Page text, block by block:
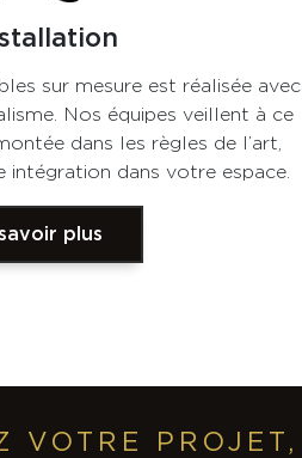
sur mesure est réalisée avec
Nos équipes veillent à ce
dans les règles de l’art,
intégration dans votre espace.
plus
VOTRE PROJET,